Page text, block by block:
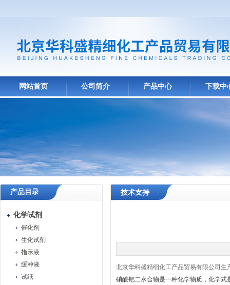
网站首页 公司简介 产品中心 下载中
产品目录
化学试剂
催化剂
生化试剂
指示液
缓冲液
试纸
技术支持
北京华科盛精细化工产品贸易有限公司生
硝酸钯二水合物是一种化学物质，化学式